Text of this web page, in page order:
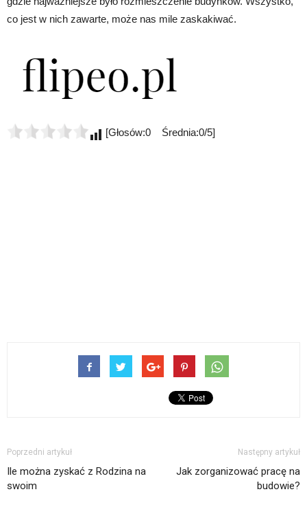
co jest w nich zawarte, może nas mile zaskakiwać.
[Głosów:0 Średnia:0/5]
Poprzedni artykuł
Ile można zyskać z Rodzina na
swoim
Następny artykuł
Jak zorganizować pracę na
budowie?